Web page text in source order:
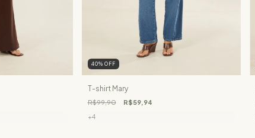
40% OFF
T-shirt Mary
R$99,90 R$59,94
+4